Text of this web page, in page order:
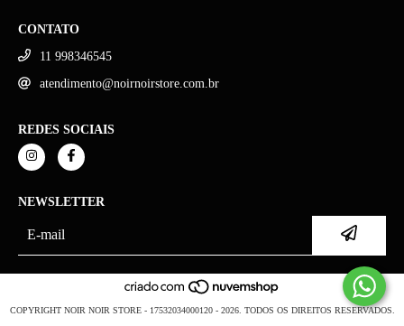
CONTATO
11 998346545
atendimento@noirnoirstore.com.br
REDES SOCIAIS
NEWSLETTER
COPYRIGHT NOIR NOIR STORE - 17532034000120 - 2026. TODOS OS DIREITOS RESERVADOS.